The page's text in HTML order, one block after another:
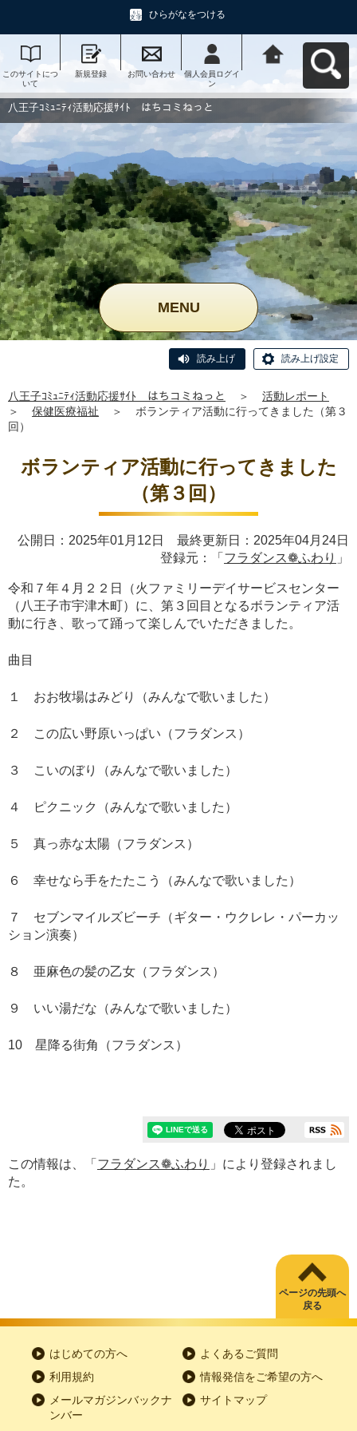
ひらがなをつける
このサイトにつ
いて
新規登録 お問い合わせ
個人会員ログイ
ン
動応援ｻｲﾄ はち
コミねっとへ戻
八王子ｺﾐｭﾆﾃｨ活動応援ｻｲﾄ はちコミねっと
MENU
読み上げ 読み上げ設定
八王子ｺﾐｭﾆﾃｨ活動応援ｻｲﾄ はちコミねっと ＞
活動レポート
＞
保健医療福祉 ＞
ボランティア活動に行ってきました（第３
回）
ボランティア活動に行ってきました
（第３回）
公開日：2025年01月12日 最終更新日：2025年04月24日
登録元：「 フラダンス❁ふわり 」
令和７年４月２２日（火ファミリーデイサービスセンター
（八王子市宇津木町）に、第３回目となるボランティア活
動に行き、歌って踊って楽しんでいただきました。
曲目
１ おお牧場はみどり（みんなで歌いました）
２ この広い野原いっぱい（フラダンス）
３ こいのぼり（みんなで歌いました）
４ ピクニック（みんなで歌いました）
５ 真っ赤な太陽（フラダンス）
６ 幸せなら手をたたこう（みんなで歌いました）
７ セブンマイルズビーチ（ギター・ウクレレ・パーカッ
ション演奏）
８ 亜麻色の髪の乙女（フラダンス）
９ いい湯だな（みんなで歌いました）
10 星降る街角（フラダンス）
この情報は、「 フラダンス❁ふわり 」により登録されまし
た。
ページの先頭へ
戻る
はじめての方へ
よくあるご質問
利用規約
情報発信をご希望の方へ
メールマガジンバックナ
ンバー
サイトマップ